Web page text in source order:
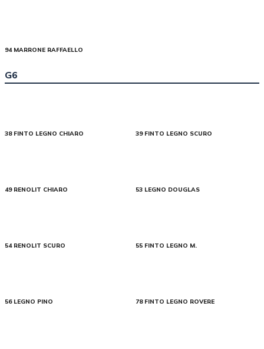
94 MARRONE RAFFAELLO
G6
38 FINTO LEGNO CHIARO 39 FINTO LEGNO SCURO
49 RENOLIT CHIARO 53 LEGNO DOUGLAS
54 RENOLIT SCURO 55 FINTO LEGNO M.
56 LEGNO PINO 78 FINTO LEGNO ROVERE